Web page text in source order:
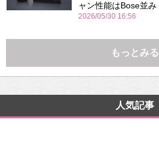
ャン性能はBose並み
2026/05/30 16:56
もっとみる
人気記事